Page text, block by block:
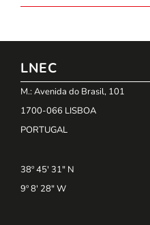
LNEC
M.: Avenida do Brasil, 101
1700-066 LISBOA
PORTUGAL
38º 45' 31" N
9º 8' 28" W